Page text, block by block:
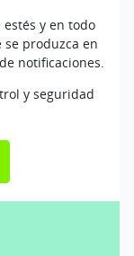
y en todo
produzca en
notificaciones.
y seguridad